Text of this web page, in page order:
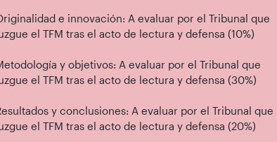
e innovación: A evaluar por el Tribunal que
el TFM tras el acto de lectura y defensa (10%)
y objetivos: A evaluar por el Tribunal que
el TFM tras el acto de lectura y defensa (30%)
y conclusiones: A evaluar por el Tribunal que
el TFM tras el acto de lectura y defensa (20%)